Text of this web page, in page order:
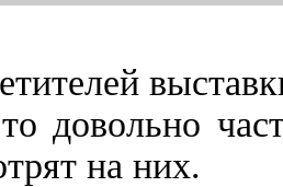
довольно
на них.